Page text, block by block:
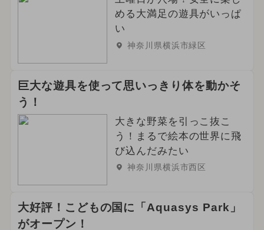
める大満足の遊具がいっぱ
い
神奈川県横浜市緑区
巨大な遊具を使って思いっきり体を動かそ
う！
大きな野菜を引っこ抜こ
う！まるで絵本の世界に飛
び込んだみたい
神奈川県横浜市西区
大好評！こどもの国に「Aquasys Park」
がオープン！